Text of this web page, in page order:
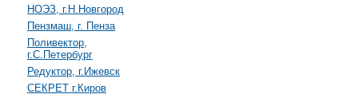
НОЭЗ, г.Н.Новгород
Пензмаш, г. Пенза
Поливектор,
г.С.Петербург
Редуктор, г.Ижевск
СЕКРЕТ г.Киров